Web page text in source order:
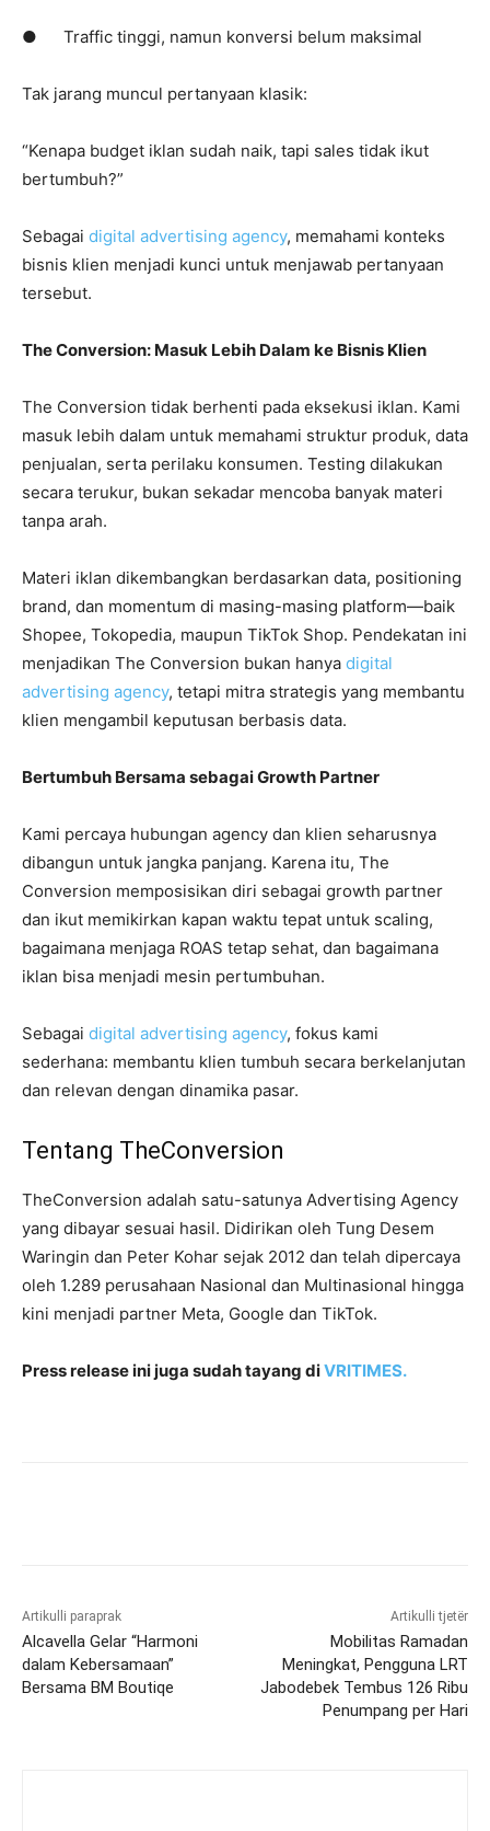
● Traffic tinggi, namun konversi belum maksimal
Tak jarang muncul pertanyaan klasik:
“Kenapa budget iklan sudah naik, tapi sales tidak ikut
bertumbuh?”
Sebagai digital advertising agency, memahami konteks
bisnis klien menjadi kunci untuk menjawab pertanyaan
tersebut.
The Conversion: Masuk Lebih Dalam ke Bisnis Klien
The Conversion tidak berhenti pada eksekusi iklan. Kami
masuk lebih dalam untuk memahami struktur produk, data
penjualan, serta perilaku konsumen. Testing dilakukan
secara terukur, bukan sekadar mencoba banyak materi
tanpa arah.
Materi iklan dikembangkan berdasarkan data, positioning
brand, dan momentum di masing-masing platform—baik
Shopee, Tokopedia, maupun TikTok Shop. Pendekatan ini
menjadikan The Conversion bukan hanya digital
advertising agency, tetapi mitra strategis yang membantu
klien mengambil keputusan berbasis data.
Bertumbuh Bersama sebagai Growth Partner
Kami percaya hubungan agency dan klien seharusnya
dibangun untuk jangka panjang. Karena itu, The
Conversion memposisikan diri sebagai growth partner
dan ikut memikirkan kapan waktu tepat untuk scaling,
bagaimana menjaga ROAS tetap sehat, dan bagaimana
iklan bisa menjadi mesin pertumbuhan.
Sebagai digital advertising agency, fokus kami
sederhana: membantu klien tumbuh secara berkelanjutan
dan relevan dengan dinamika pasar.
Tentang TheConversion
TheConversion adalah satu-satunya Advertising Agency
yang dibayar sesuai hasil. Didirikan oleh Tung Desem
Waringin dan Peter Kohar sejak 2012 dan telah dipercaya
oleh 1.289 perusahaan Nasional dan Multinasional hingga
kini menjadi partner Meta, Google dan TikTok.
Press release ini juga sudah tayang diVRITIMES.
Artikulli paraprak
Alcavella Gelar “Harmoni
dalam Kebersamaan”
Bersama BM Boutiqe
Artikulli tjetër
Mobilitas Ramadan
Meningkat, Pengguna LRT
Jabodebek Tembus 126 Ribu
Penumpang per Hari